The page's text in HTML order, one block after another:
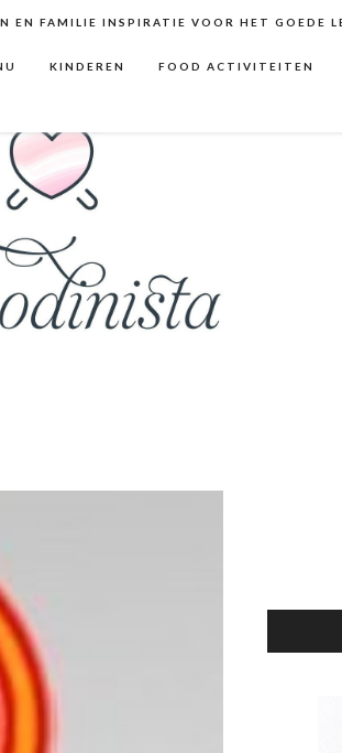
FAMILIE INSPIRATIE VOOR HET GOEDE
KINDEREN FOOD ACTIVITEITEN